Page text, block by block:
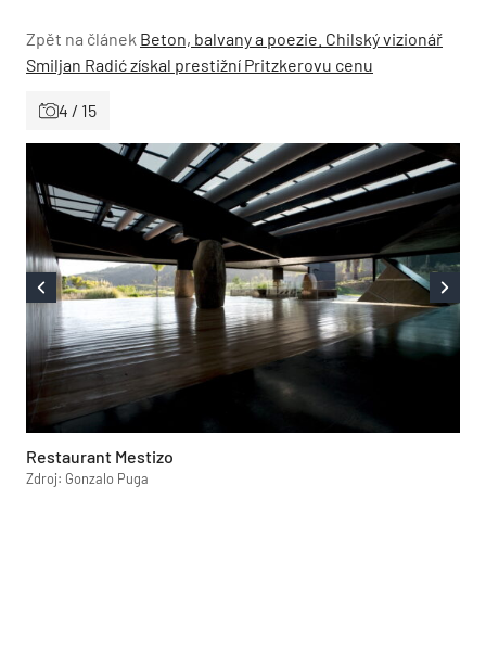
Zpět na článek Beton, balvany a poezie. Chilský vizionář
Smiljan Radić získal prestižní Pritzkerovu cenu
4 / 15
Restaurant Mestizo
Zdroj: Gonzalo Puga